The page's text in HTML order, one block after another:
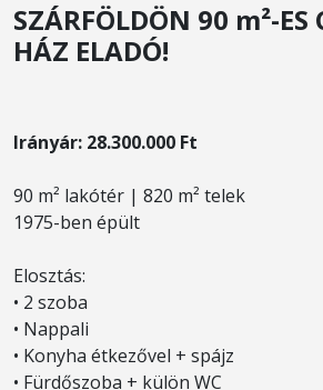
SZÁRFÖLDÖN 90 m²-ES
HÁZ ELADÓ!
Irányár: 28.300.000 Ft
90 m² lakótér | 820 m² telek
1975-ben épült
Elosztás:
• 2 szoba
• Nappali
• Konyha étkezővel + spájz
• Fürdőszoba + külön WC